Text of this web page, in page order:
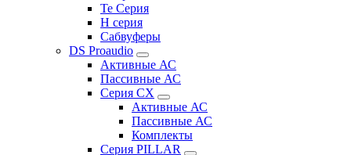
Te Серия
H серия
Сабвуферы
DS Proaudio
Активные АС
Пассивные АС
Серия CX
Активные АС
Пассивные АС
Комплекты
Серия PILLAR